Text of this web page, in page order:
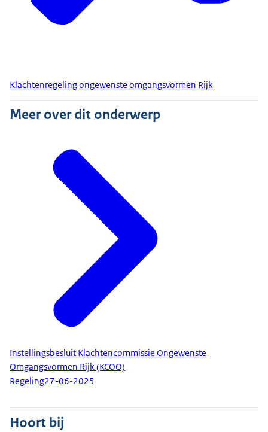
Klachtenregeling ongewenste omgangsvormen Rijk
Meer over dit onderwerp
Instellingsbesluit Klachtencommissie Ongewenste
Omgangsvormen Rijk (KCOO)
Regeling27-06-2025
Hoort bij